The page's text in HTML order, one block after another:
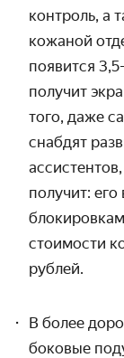
контроль, а
кожаной
появится
получит
того, даже
снабдят
получит:
стоимости
рублей.
В более
боковые